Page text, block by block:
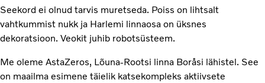
Seekord ei olnud tarvis muretseda. Poiss on lihtsalt
vahtkummist nukk ja Harlemi linnaosa on üksnes
dekoratsioon. Veokit juhib robotsüsteem.
Me oleme AstaZeros, Lõuna-Rootsi linna Boråsi lähistel. See
on maailma esimene täielik katsekompleks aktiivsete